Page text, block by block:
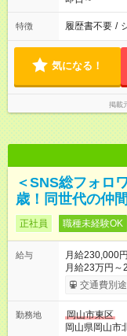
特徴 履歴書不要 /
気になる！
掲載
＜SNS総フォロ
歳！同世代の仲
正社員 職種未経験OK
給与
月給230,000
月給23万円～
100％＋賞与年2回 ※年齢、スキルを考慮のう
給与を決定します。 ＜年収例＞ 420万円
万円×12か月
×12か月＋賞与＋各種手当）
交通費別
勤務地
岡山市東区
岡山県岡山市